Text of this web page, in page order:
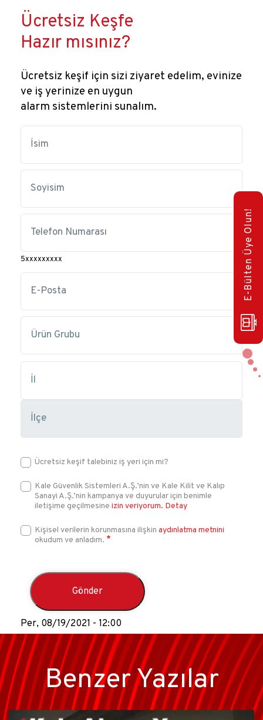
Ücretsiz Keşfe
Hazır mısınız?
Ücretsiz keşif için sizi ziyaret edelim, evinize
ve iş yerinize en uygun
alarm sistemlerini sunalım.
5xxxxxxxxx
Ücretsiz keşif talebiniz iş yeri için mi?
Kale Güvenlik Sistemleri A.Ş.’nin ve Kale Kilit ve Kalıp
Sanayi A.Ş.’nin kampanya ve duyurular için benimle
iletişime geçilmesine izin veriyorum. Detay
Kişisel verilerin korunmasına ilişkin aydınlatma metnini
okudum ve anladım.
Per, 08/19/2021 - 12:00
E-Bülten Üye Olun!
Benzer Yazılar